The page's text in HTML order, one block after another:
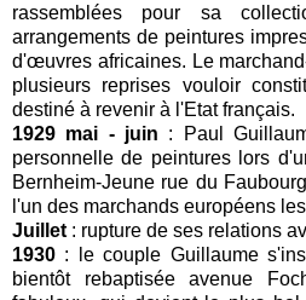
rassemblées pour sa
arrangements de peintures
d'œuvres africaines. Le
plusieurs reprises vouloir
destiné à revenir à l'Etat français.
1929 mai - juin : Paul
personnelle de peintures lors
Bernheim-Jeune rue du
l'un des marchands européens
Juillet : rupture de ses relations
1930 : le couple Guillaume
bientôt rebaptisée avenue